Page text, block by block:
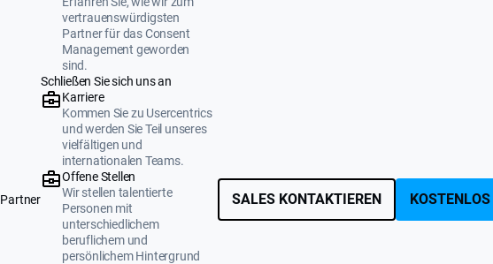
Partner
vertrauenswürdigsten
Partner für das Consent
Management geworden
sind.
Schließen Sie sich uns an
Karriere
Kommen Sie zu Usercentrics
und werden Sie Teil unseres
vielfältigen und
internationalen Teams.
Offene Stellen
Wir stellen talentierte
Personen mit
unterschiedlichem
beruflichem und
persönlichem Hintergrund
SALES KONTAKTIEREN